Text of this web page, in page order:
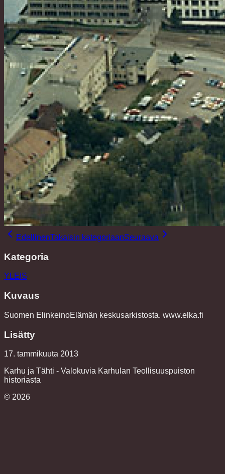
EdellinenTakaisin kategoriaanSeuraava
Kategoria
YLEIS
Kuvaus
Suomen ElinkeinoElämän keskusarkistosta. www.elka.fi
Lisätty
17. tammikuuta 2013
Karhu ja Tähti - Valokuvia Karhulan Teollisuuspuiston
historiasta
© 2026